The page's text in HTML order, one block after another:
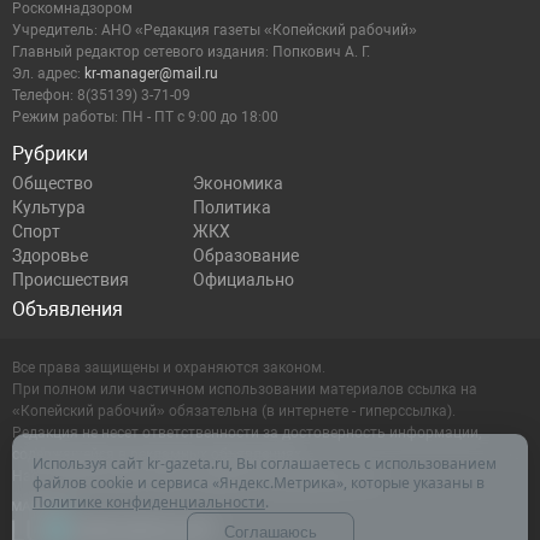
Рубрики
Общество
Экономика
Культура
Политика
Спорт
ЖКХ
Здоровье
Образование
Происшествия
Официально
Объявления
Роскомнадзором
Учредитель: АНО «Редакция газеты «Копейский рабочий»
Главный редактор сетевого издания: Попкович А. Г.
Эл. адрес: kr-manager@mail.ru
Телефон: 8(35139) 3-71-09
Режим работы: ПН - ПТ с 9:00 до 18:00
Все права защищены и охраняются законом.
При полном или частичном использовании материалов ссылка на
«Копейский рабочий» обязательна (в интернете - гиперссылка).
Редакция не несет ответственности за достоверность информации,
содержащейся в рекламных объявлениях.
Настоящий ресурс может содержать материалы 16+
Используя сайт kr-gazeta.ru, Вы соглашаетесь с использованием
файлов cookie и сервиса «Яндекс.Метрика», которые указаны в
Политике конфиденциальности.
Соглашаюсь